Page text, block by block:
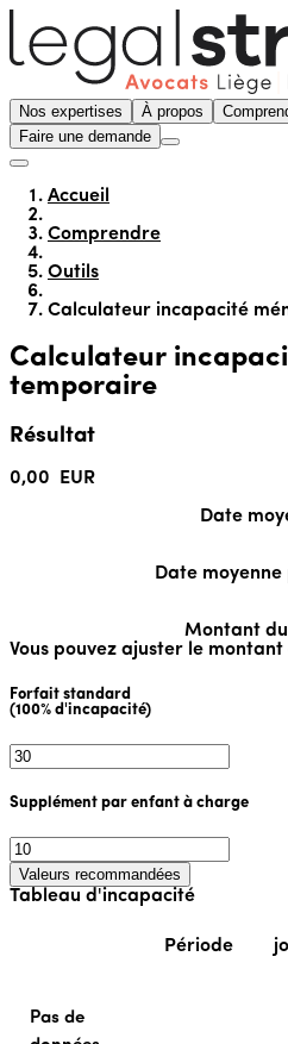
Nos expertises À propos
Faire une demande
Accueil
Comprendre
Outils
Calculateur incapacité
Calculateur
temporaire
Résultat
0,00 EUR
Date
Date
Montant
Vous pouvez ajuster le
Forfait standard
(100% d'incapacité)
Supplément par enfant à charge
Valeurs recommandées
Tableau d'incapacité
Période
Pas de